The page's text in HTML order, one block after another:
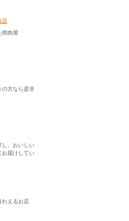
店
焼肉屋
の方なら是非
し、おいしい
お届けしてい
わえるお店